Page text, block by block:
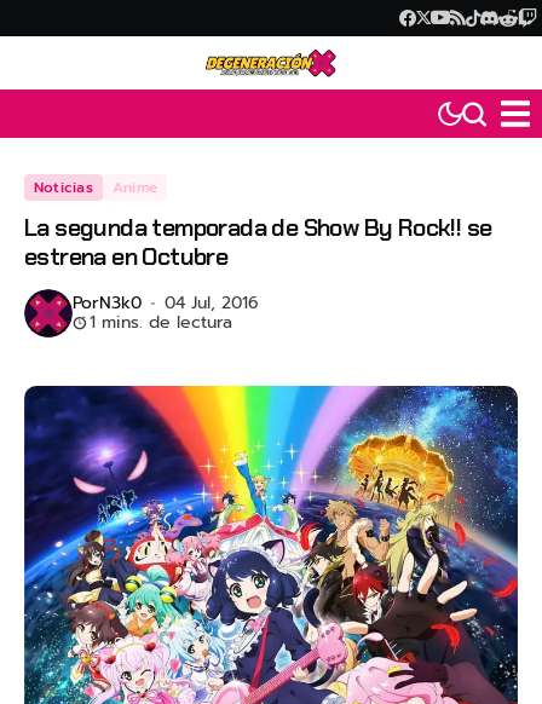
Noticias Anime
La segunda temporada de Show By Rock!! se
estrena en Octubre
PorN3k0 04 Jul, 2016
1 mins. de lectura